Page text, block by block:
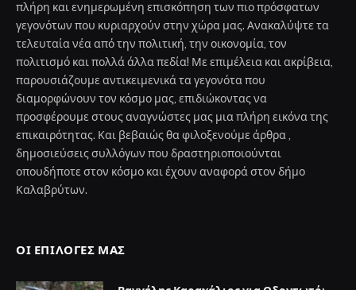
πλήρη και ενημερωμένη επισκόπηση των πιο πρόσφατων
γεγονότων που κυριαρχούν στην χώρα μας. Ανακαλύψτε τα
τελευταία νέα από την πολιτική, την οικονομία, τον
πολιτισμό και πολλά άλλα πεδία! Με επιμέλεια και ακρίβεια,
παρουσιάζουμε αντικειμενικά τα γεγονότα που
διαμορφώνουν τον κόσμο μας, επιδιώκοντας να
προσφέρουμε στους αναγνώστες μας μια πλήρη εικόνα της
επικαιρότητας. Και βεβαιώς θα φιλοξενούμε άρθρα ,
δημοσιεύσεις συλλόγων που δραστηριοποιούνται
οπουδήποτε στον κόσμο και έχουν αναφορά στον δήμο
Καλαβρύτων.
ΟΙ ΕΠΙΛΟΓΈΣ ΜΑΣ